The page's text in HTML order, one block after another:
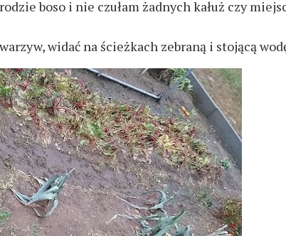
boso i nie czułam żadnych kałuż czy
widać na ścieżkach zebraną i stojącą